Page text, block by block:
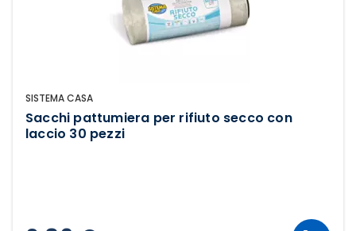
SISTEMA CASA
Sacchi pattumiera per rifiuto secco con
laccio 30 pezzi